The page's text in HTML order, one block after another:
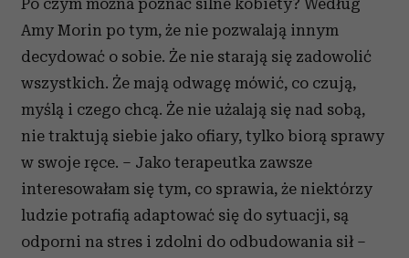
społecznościowym, reklamowym i analitycznym.
Partnerzy mogą połączyć te informacje z innymi danymi
otrzymanymi od Ciebie lub uzyskanymi podczas
korzystania z ich usług.
Po czym można poznać silne kobiety? Według
Amy Morin po tym, że nie pozwalają innym
decydować o sobie. Że nie starają się zadowolić
wszystkich. Że mają odwagę mówić, co czują,
myślą i czego chcą. Że nie użalają się nad sobą,
nie traktują siebie jako ofiary, tylko biorą sprawy
w swoje ręce. – Jako terapeutka zawsze
interesowałam się tym, co sprawia, że niektórzy
ludzie potrafią adaptować się do sytuacji, są
odporni na stres i zdolni do odbudowania sił –